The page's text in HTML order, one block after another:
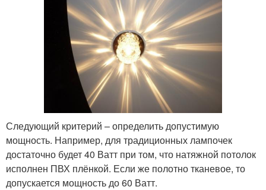
Следующий критерий – определить допустимую
мощность. Например, для традиционных лампочек
достаточно будет 40 Ватт при том, что натяжной потолок
исполнен ПВХ плёнкой. Если же полотно тканевое, то
допускается мощность до 60 Ватт.